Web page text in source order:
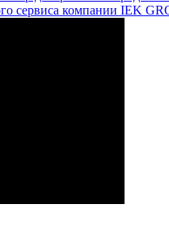
сервиса компании IEK